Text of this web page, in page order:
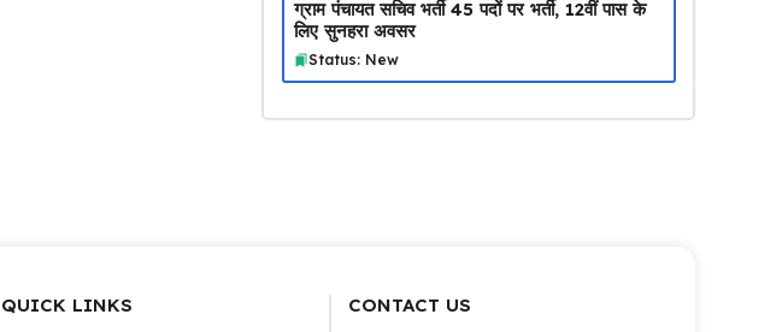
ग्राम पंचायत सचिव भर्ती 45 पदों पर भर्ती, 12वीं पास के
लिए सुनहरा अवसर
Status: New
QUICK LINKS CONTACT US